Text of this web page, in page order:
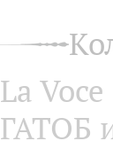
La
ГАТОБ